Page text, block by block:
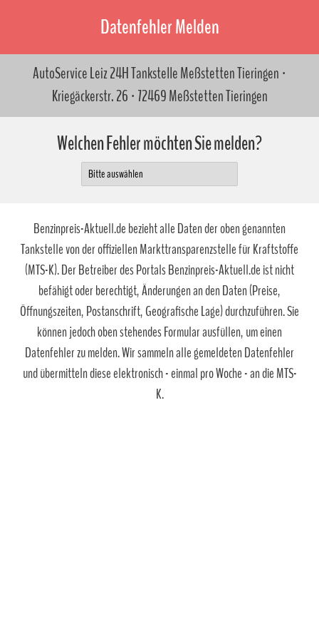
Datenfehler Melden
AutoService Leiz 24H Tankstelle Meßstetten Tieringen ·
Kriegäckerstr. 26 · 72469 Meßstetten Tieringen
Welchen Fehler möchten Sie melden?
Benzinpreis-Aktuell.de bezieht alle Daten der oben genannten
Tankstelle von der offiziellen Markttransparenzstelle für Kraftstoffe
(MTS-K). Der Betreiber des Portals Benzinpreis-Aktuell.de ist nicht
befähigt oder berechtigt, Änderungen an den Daten (Preise,
Öffnungszeiten, Postanschrift, Geografische Lage) durchzuführen. Sie
können jedoch oben stehendes Formular ausfüllen, um einen
Datenfehler zu melden. Wir sammeln alle gemeldeten Datenfehler
und übermitteln diese elektronisch - einmal pro Woche - an die MTS-
K.